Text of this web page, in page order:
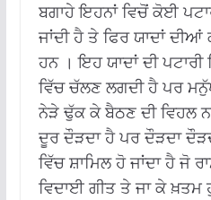
ਬਗਾਹੇ ਇਹਨਾਂ ਵਿਚੋਂ ਕੋਈ
ਜਾਂਦੀ ਹੈ ਤੇ ਫਿਰ ਯਾਦਾਂ
ਹਨ । ਇਹ ਯਾਦਾਂ ਦੀ
ਵਿੱਚ ਚੱਲਣ ਲਗਦੀ ਹੈ ਪਰ
ਨੇੜੇ ਢੁੱਕ ਕੇ ਬੈਠਣ ਦੀ ਵਿਹਲ
ਦੂਰ ਦੌੜਦਾ ਹੈ ਪਰ ਦੌੜਦਾ
ਵਿੱਚ ਸ਼ਾਮਿਲ ਹੋ ਜਾਂਦਾ ਹੈ ਜੋ
ਵਿਦਾਈ ਗੀਤ ਤੇ ਜਾ ਕੇ